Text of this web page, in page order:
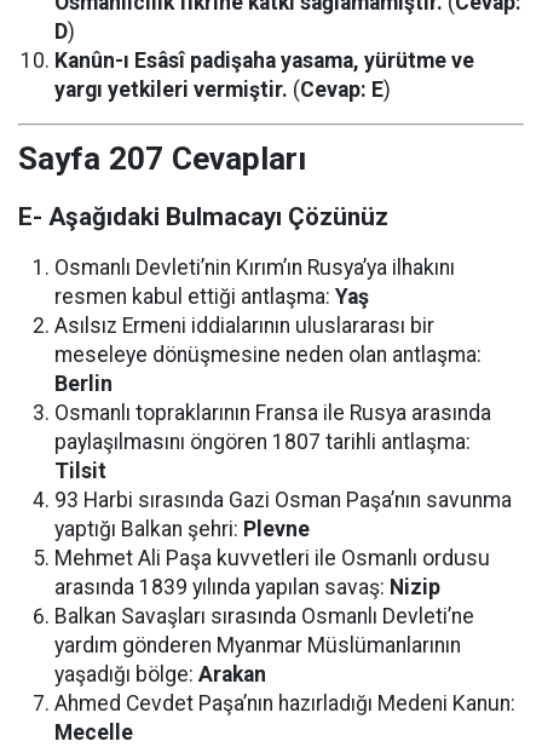
D)
Kanûn-ı Esâsî padişaha yasama, yürütme ve
yargı yetkileri vermiştir. (Cevap: E)
Sayfa 207 Cevapları
E- Aşağıdaki Bulmacayı Çözünüz
Osmanlı Devleti’nin Kırım’ın Rusya’ya ilhakını
resmen kabul ettiği antlaşma: Yaş
Asılsız Ermeni iddialarının uluslararası bir
meseleye dönüşmesine neden olan antlaşma:
Berlin
Osmanlı topraklarının Fransa ile Rusya arasında
paylaşılmasını öngören 1807 tarihli antlaşma:
Tilsit
93 Harbi sırasında Gazi Osman Paşa’nın savunma
yaptığı Balkan şehri: Plevne
Mehmet Ali Paşa kuvvetleri ile Osmanlı ordusu
arasında 1839 yılında yapılan savaş: Nizip
Balkan Savaşları sırasında Osmanlı Devleti’ne
yardım gönderen Myanmar Müslümanlarının
yaşadığı bölge: Arakan
Ahmed Cevdet Paşa’nın hazırladığı Medeni Kanun:
Mecelle